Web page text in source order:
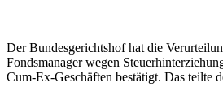
Der Bundesgerichtshof hat die
Fondsmanager wegen
Cum-Ex-Geschäften bestätigt. Das teilte